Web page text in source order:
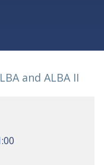
and ALBA II